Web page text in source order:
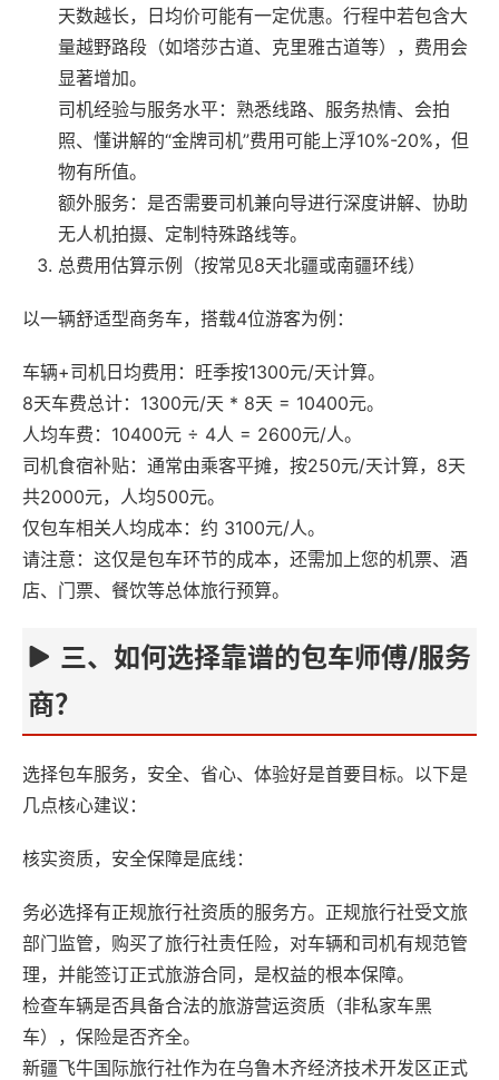
天数越长，日均价可能有一定优惠。行程中若包含大
量越野路段（如塔莎古道、克里雅古道等），费用会
显著增加。
司机经验与服务水平‌：熟悉线路、服务热情、会拍
照、懂讲解的“金牌司机”费用可能上浮10%-20%，但
物有所值。
额外服务‌：是否需要司机兼向导进行深度讲解、协助
无人机拍摄、定制特殊路线等。
总费用估算示例（按常见8天北疆或南疆环线）‌
以一辆舒适型商务车，搭载4位游客为例：
车辆+司机日均费用‌：旺季按1300元/天计算。
8天车费总计‌：1300元/天 * 8天 = ‌10400元‌。
人均车费‌：10400元 ÷ 4人 = ‌2600元/人‌。
司机食宿补贴‌：通常由乘客平摊，按250元/天计算，8天
共2000元，人均‌500元‌。
仅包车相关人均成本‌：约 ‌3100元/人‌。
请注意‌：这仅是包车环节的成本，还需加上您的机票、酒
店、门票、餐饮等总体旅行预算。
三、如何选择靠谱的包车师傅/服务
商？‌
选择包车服务，安全、省心、体验好是首要目标。以下是
几点核心建议：
核实资质，安全保障是底线‌：
务必选择有‌正规旅行社资质‌的服务方。正规旅行社受文旅
部门监管，购买了旅行社责任险，对车辆和司机有规范管
理，并能签订正式旅游合同，是权益的根本保障。
检查车辆是否具备合法的旅游营运资质（非私家车黑
车），保险是否齐全。
新疆飞牛国际旅行社‌作为在乌鲁木齐经济技术开发区正式